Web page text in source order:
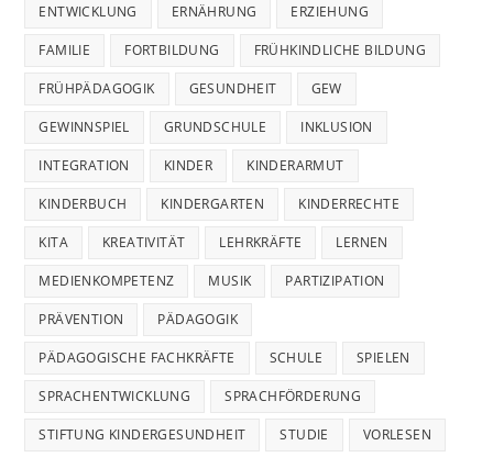
ENTWICKLUNG ERNÄHRUNG ERZIEHUNG
FAMILIE FORTBILDUNG FRÜHKINDLICHE BILDUNG
FRÜHPÄDAGOGIK GESUNDHEIT GEW
GEWINNSPIEL GRUNDSCHULE INKLUSION
INTEGRATION KINDER KINDERARMUT
KINDERBUCH KINDERGARTEN KINDERRECHTE
KITA KREATIVITÄT LEHRKRÄFTE LERNEN
MEDIENKOMPETENZ MUSIK PARTIZIPATION
PRÄVENTION PÄDAGOGIK
PÄDAGOGISCHE FACHKRÄFTE SCHULE SPIELEN
SPRACHENTWICKLUNG SPRACHFÖRDERUNG
STIFTUNG KINDERGESUNDHEIT STUDIE VORLESEN